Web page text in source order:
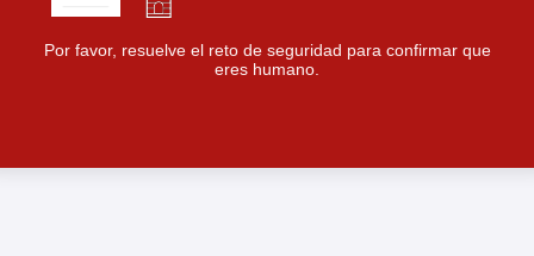
Por favor, resuelve el reto de seguridad para confirmar que
eres humano.